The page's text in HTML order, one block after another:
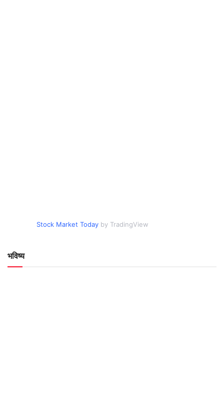
Stock Market Today by TradingView
भविष्य